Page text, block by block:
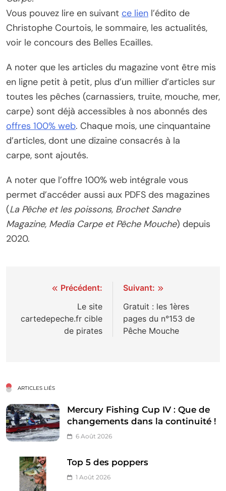
Vous pouvez lire en suivant ce lien l’édito de
Christophe Courtois, le sommaire, les actualités,
voir le concours des Belles Ecailles.
A noter que les articles du magazine vont être mis
en ligne petit à petit, plus d’un millier d’articles sur
toutes les pêches (carnassiers, truite, mouche, mer,
carpe) sont déjà accessibles à nos abonnés des
offres 100% web. Chaque mois, une cinquantaine
d’articles, dont une dizaine consacrés à la
carpe, sont ajoutés.
A noter que l’offre 100% web intégrale vous
permet d’accéder aussi aux PDFS des magazines
(La Pêche et les poissons, Brochet Sandre
Magazine, Media Carpe et Pêche Mouche) depuis
2020.
Navigation
l’article
Précédent:
Le site
cartedepeche.fr cible
de pirates
Suivant:
Gratuit : les 1ères
pages du n°153 de
Pêche Mouche
ARTICLES LIÉS
Mercury Fishing Cup IV : Que de
changements dans la continuité !
6 Août 2026
Top 5 des poppers
1 Août 2026